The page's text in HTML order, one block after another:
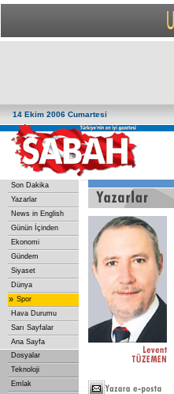
14 Ekim 2006 Cumartesi
Son Dakika
Yazarlar
News in English
Günün İçinden
Ekonomi
Gündem
Siyaset
Dünya
» Spor
Hava Durumu
Sarı Sayfalar
Ana Sayfa
Dosyalar
Teknoloji
Emlak